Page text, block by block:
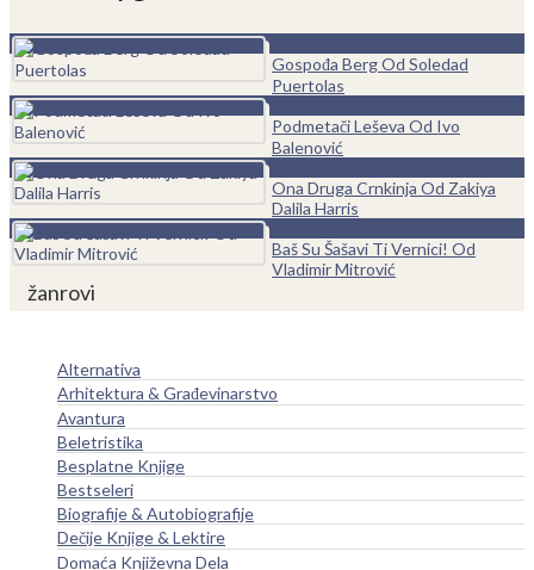
Gospođa Berg Od Soledad
Puertolas
Podmetači Leševa Od Ivo
Balenović
Ona Druga Crnkinja Od Zakiya
Dalila Harris
Baš Su Šašavi Ti Vernici! Od
Vladimir Mitrović
žanrovi
Alternativa
Arhitektura & Građevinarstvo
Avantura
Beletristika
Besplatne Knjige
Bestseleri
Biografije & Autobiografije
Dečije Knjige & Lektire
Domaća Književna Dela